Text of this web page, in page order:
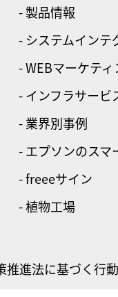
- 製品情報
- システムインテ
- WEBマーケティ
- インフラサービ
- 業界別事例
- エプソンのスマ
- freeeサイン
- 植物工場
推進法に基づく行